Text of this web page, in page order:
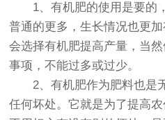
1、有机肥的使用是要的
普通的更多，生长情况也更
会选择有机肥提高产量，当
事项，不能过多或过少。
2、有机肥作为肥料也是
任何坏处。它就是为了提高